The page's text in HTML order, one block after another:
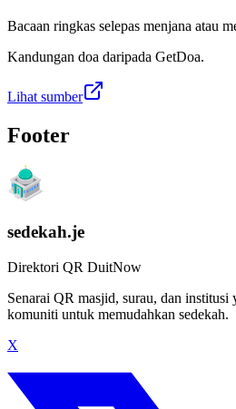
Bacaan ringkas selepas menjana atau
Kandungan doa daripada GetDoa.
Lihat sumber
Footer
sedekah.je
Direktori QR DuitNow
Senarai QR masjid, surau, dan
komuniti untuk memudahkan sedekah.
X